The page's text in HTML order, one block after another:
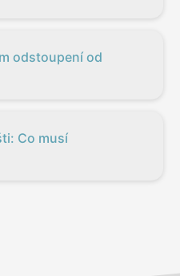
odstoupení od
Co musí